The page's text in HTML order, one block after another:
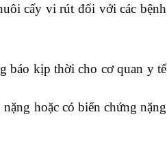
cấy vi rút đối với các bệnh
báo kịp thời cho cơ quan y tế
hoặc có biến chứng nặng